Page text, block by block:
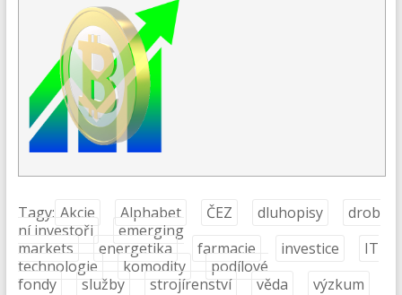
Tagy: Akcie Alphabet ČEZ dluhopisy
drob
ní investoři
emerging
markets
energetika farmacie investice
IT
technologie
komodity
podílové
fondy
služby strojírenství věda výzkum